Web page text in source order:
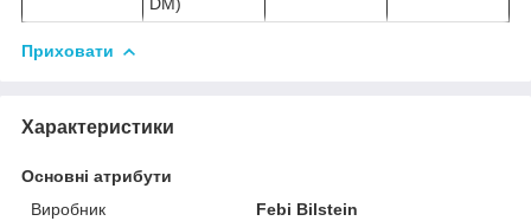
Приховати
Характеристики
Основні атрибути
Виробник
Febi Bilstein